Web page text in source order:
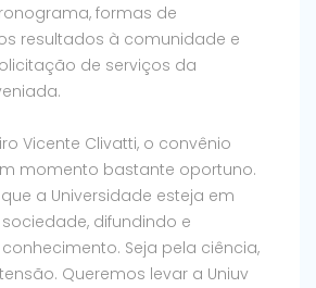
formas de
resultados à comunidade e
de serviços da
Vicente Clivatti, o convênio
momento bastante oportuno.
a Universidade esteja em
difundindo e
Seja pela ciência,
Queremos levar a Uniuv